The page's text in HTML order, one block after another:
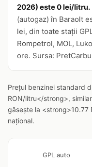
2026) este 0 lei/litru.
(autogaz) în Baraolt
lei, din toate stații
Rompetrol, MOL,
ore. Sursa:
Prețul benzinei standard
RON/litru</strong>,
găsește la <strong>10.77
național.
GPL auto